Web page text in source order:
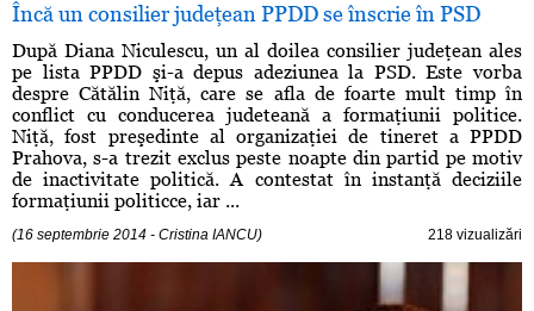
Încă un consilier judeţean PPDD se înscrie în PSD
După Diana Niculescu, un al doilea consilier judeţean ales
pe lista PPDD şi-a depus adeziunea la PSD. Este vorba
despre Cătălin Niţă, care se afla de foarte mult timp în
conflict cu conducerea judeteană a formaţiunii politice.
Niţă, fost preşedinte al organizaţiei de tineret a PPDD
Prahova, s-a trezit exclus peste noapte din partid pe motiv
de inactivitate politică. A contestat în instanţă deciziile
formaţiunii politicce, iar ...
(16 septembrie 2014 - Cristina IANCU) 218 vizualizări